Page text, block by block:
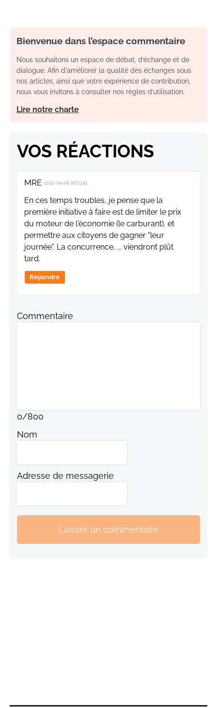
Bienvenue dans l’espace commentaire
Nous souhaitons un espace de débat, d’échange et de
dialogue. Afin d'améliorer la qualité des échanges sous
nos articles, ainsi que votre expérience de contribution,
nous vous invitons à consulter nos règles d’utilisation.
Lire notre charte
VOS RÉACTIONS
MRE 2022-04-08 16:03:51
En ces temps troubles, je pense que la
première initiative à faire est de limiter le prix
du moteur de l'économie (le carburant), et
permettre aux citoyens de gagner "leur
journée". La concurrence, ... viendront plût
tard.
Répondre
Commentaire
0/800
Nom
Adresse de messagerie
Laisser un commentaire